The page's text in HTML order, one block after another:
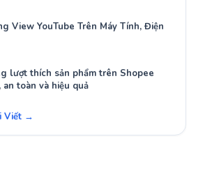
View YouTube Trên Máy Tính, Điện
lượt thích sản phẩm trên Shopee
an toàn và hiệu quả
Viết →